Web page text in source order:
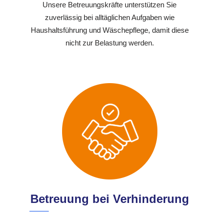
Unsere Betreuungskräfte unterstützen Sie
zuverlässig bei alltäglichen Aufgaben wie
Haushaltsführung und Wäschepflege, damit diese
nicht zur Belastung werden.
Betreuung bei Verhinderung